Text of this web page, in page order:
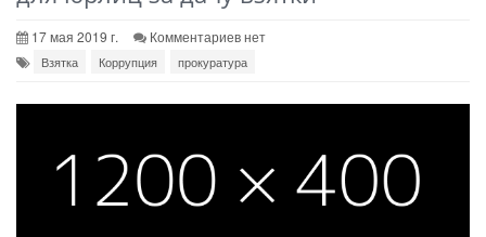
17 мая 2019 г. Комментариев нет
Взятка Коррупция прокуратура